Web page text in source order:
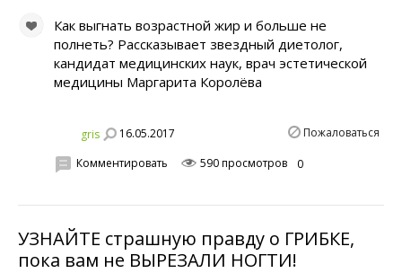
Как выгнать возрастной жир и больше не
полнеть? Рассказывает звездный диетолог,
кандидат медицинских наук, врач эстетической
медицины Маргарита Королёва
gris 16.05.2017 Пожаловаться
Комментировать 590 просмотров 0
УЗНАЙТЕ страшную правду о ГРИБКЕ,
пока вам не ВЫРЕЗАЛИ НОГTИ!